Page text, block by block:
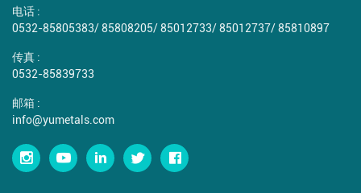
电话 :
0532-85805383/85808205/85012733/85012737/85810897
传真 :
0532-85839733
邮箱 :
info@yumetals.com